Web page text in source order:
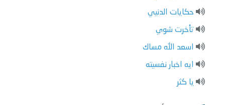
حكايات الدنيي
تأخرت شوي
اسعد الله مساك
ايه اخبار نفسيته
يا كثر